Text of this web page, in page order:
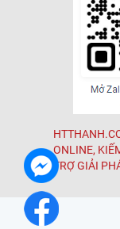
ONLINE,
TRỢ GIẢI